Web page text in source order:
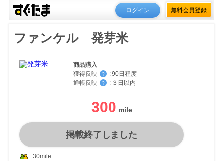
ログイン 無料会員登録
ファンケル 発芽米
商品購入
獲得反映
？ : 90日程度
通帳反映
？ : ３日以内
300
掲載終了しました
+30mile